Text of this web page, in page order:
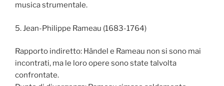
musica strumentale.
5. Jean-Philippe Rameau (1683-1764)
Rapporto indiretto: Händel e Rameau non si sono mai
incontrati, ma le loro opere sono state talvolta
confrontate.